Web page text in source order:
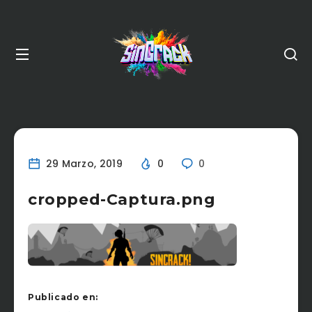
29 Marzo, 2019 0 0
cropped-Captura.png
Publicado en: